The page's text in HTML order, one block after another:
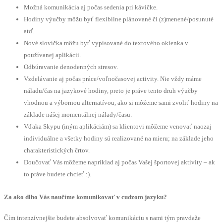
Možná komunikácia aj počas sedenia pri kávičke.
Hodiny výučby môžu byť flexibilne plánované či (z)menené/posunuté
atď.
Nové slovíčka môžu byť vypisované do textového okienka v
používanej aplikácii.
Odbúravanie denodenných stresov.
Vzdelávanie aj počas práce/voľnočasovej activity. Nie vždy máme
náladu/čas na jazykové hodiny, preto je práve tento druh výučby
vhodnou a výbornou alternatívou, ako si môžeme sami zvoliť hodiny na
základe nášej momentálnej nálady/času.
Vďaka Skypu (iným aplikáciám) sa klientovi môžeme venovať naozaj
individuálne a všetky hodiny sú realizované na mieru; na základe jeho
charakteristických črtov.
Doučovať Vás môžeme napríklad aj počas Vašej športovej aktivity – ak
to práve budete chcieť :).
Za ako dlho Vás naučíme komunikovať v cudzom jazyku?
Čím intenzívnejšie budete absolvovať komunikáciu s nami tým pravdaže